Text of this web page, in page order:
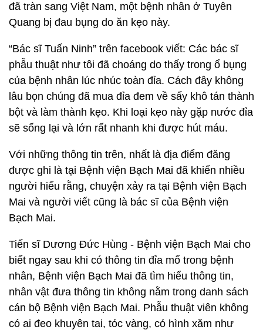
đã tràn sang Việt Nam, một bệnh nhân ở Tuyên
Quang bị đau bụng do ăn kẹo này.
“Bác sĩ Tuấn Ninh” trên facebook viết: Các bác sĩ
phẫu thuật như tôi đã choáng do thấy trong ổ bụng
của bệnh nhân lúc nhúc toàn đỉa. Cách đây không
lâu bọn chúng đã mua đỉa đem về sấy khô tán thành
bột và làm thành kẹo. Khi loại kẹo này gặp nước đỉa
sẽ sống lại và lớn rất nhanh khi được hút máu.
Với những thông tin trên, nhất là địa điểm đăng
được ghi là tại Bệnh viện Bạch Mai đã khiến nhiều
người hiểu rằng, chuyện xảy ra tại Bệnh viện Bạch
Mai và người viết cũng là bác sĩ của Bệnh viện
Bạch Mai.
Tiến sĩ Dương Đức Hùng - Bệnh viện Bạch Mai cho
biết ngay sau khi có thông tin đỉa mổ trong bệnh
nhân, Bệnh viện Bạch Mai đã tìm hiểu thông tin,
nhân vật đưa thông tin không nằm trong danh sách
cán bộ Bệnh viện Bạch Mai. Phẫu thuật viên không
có ai đeo khuyên tai, tóc vàng, có hình xăm như